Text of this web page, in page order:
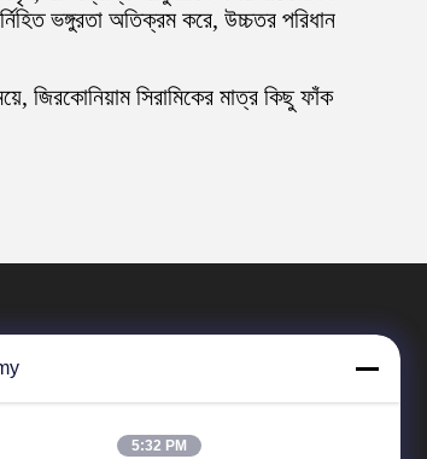
ভঙ্গুরতা অতিক্রম করে, উচ্চতর পরিধান
জিরকোনিয়াম সিরামিকের মাত্র কিছু ফাঁক
5:32 PM